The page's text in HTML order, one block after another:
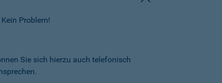
Problem!
Sie sich hierzu auch telefonisch